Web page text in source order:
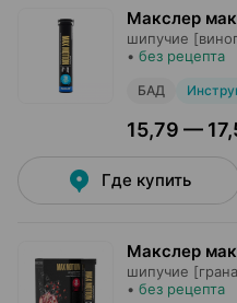
Макслер
шипучие
• без рецепта
БАД
15,79 —
Где купить
Макслер
шипучие
• без рецепта